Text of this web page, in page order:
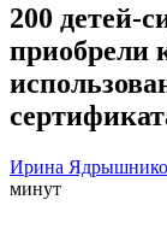
200 детей-
приобрели
Ирина
минут